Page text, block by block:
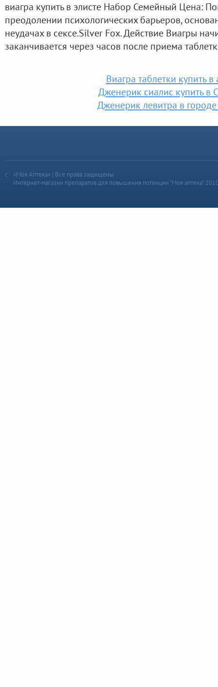
виагра купить в элисте Набор Семейный Цена:
преодолении психологических барьеров,
неудачах в сексе.Silver Fox. Действие Виагры
заканчивается через часов после приема
Виагра таблетки купить в
Дженерик сиалис купить в
Дженерик левитра в
«Моя Аптека» | Все права защищены
Интернет-магазин препаратов для повышения потенции “Моя аптека”